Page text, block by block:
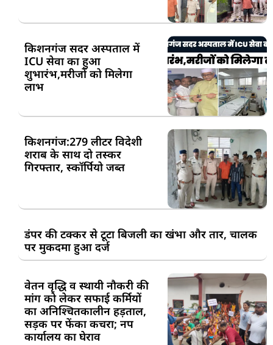
किशनगंज सदर अस्पताल में
ICU सेवा का हुआ
शुभारंभ,मरीजों को मिलेगा
लाभ
किशनगंज:279 लीटर विदेशी
शराब के साथ दो तस्कर
गिरफ्तार, स्कॉर्पियो जब्त
डंपर की टक्कर से टूटा बिजली का खंभा और तार, चालक
पर मुकदमा हुआ दर्ज
वेतन वृद्धि व स्थायी नौकरी की
मांग को लेकर सफाई कर्मियों
का अनिश्चितकालीन हड़ताल,
सड़क पर फेंका कचरा; नप
कार्यालय का घेराव